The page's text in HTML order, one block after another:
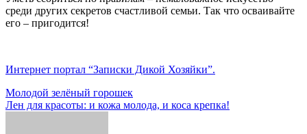
среди других секретов счастливой семьи. Так что осваивайте
его – пригодится!
Интернет портал “Записки Дикой Хозяйки”.
Навигация
по
Молодой зелёный горошек
Лен для красоты: и кожа молода, и коса крепка!